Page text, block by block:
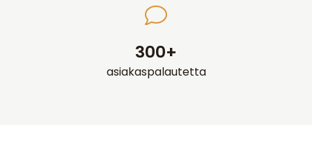
300+
asiakaspalautetta